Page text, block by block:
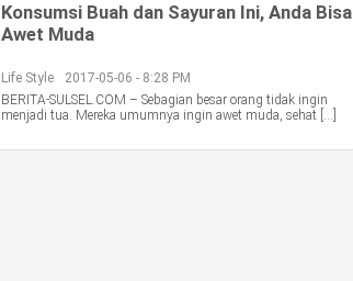
Konsumsi Buah dan Sayuran Ini, Anda Bisa
Awet Muda
Life Style
2017-05-06 - 8:28 PM
BERITA-SULSEL.COM – Sebagian besar orang tidak ingin
menjadi tua. Mereka umumnya ingin awet muda, sehat […]